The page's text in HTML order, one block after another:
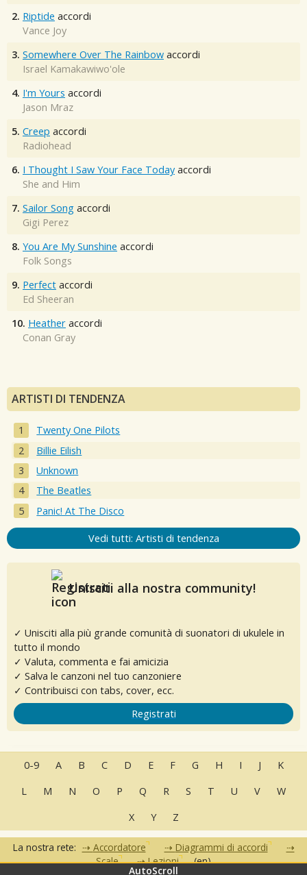
AutoScroll
2. Riptide accordi
Vance Joy
3. Somewhere Over The Rainbow accordi
Israel Kamakawiwo'ole
4. I'm Yours accordi
Jason Mraz
5. Creep accordi
Radiohead
6. I Thought I Saw Your Face Today accordi
She and Him
7. Sailor Song accordi
Gigi Perez
8. You Are My Sunshine accordi
Folk Songs
9. Perfect accordi
Ed Sheeran
10. Heather accordi
Conan Gray
ARTISTI DI TENDENZA
Twenty One Pilots
Billie Eilish
Unknown
The Beatles
Panic! At The Disco
Vedi tutti: Artisti di tendenza
Unisciti alla nostra community!
✓ Unisciti alla più grande comunità di suonatori di ukulele in
tutto il mondo
✓ Valuta, commenta e fai amicizia
✓ Salva le canzoni nel tuo canzoniere
✓ Contribuisci con tabs, cover, ecc.
Registrati
0-9 A B C D E F G H I J
K
L
M N O P Q R S T U V
W
X
Y Z
La nostra rete: Accordatore
Diagrammi di accordi
Scale
Lezioni (en)